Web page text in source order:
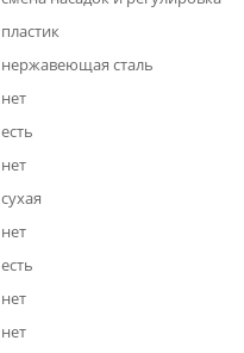
пластик
нержавеющая сталь
нет
есть
нет
сухая
нет
есть
нет
нет